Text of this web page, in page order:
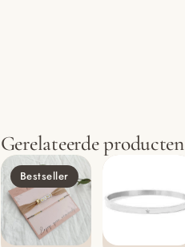
Gerelateerde producten
Bestseller